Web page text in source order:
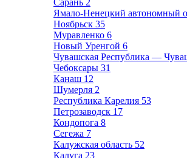
Сарань 2
Ямало-Ненецкий автономный
Ноябрьск 35
Муравленко 6
Новый Уренгой 6
Чувашская Республика —
Чебоксары 31
Канаш 12
Шумерля 2
Республика Карелия 53
Петрозаводск 17
Кондопога 8
Сегежа 7
Калужская область 52
Калуга 23